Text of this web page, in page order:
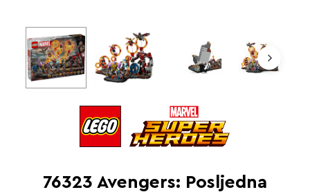
76323 Avengers: Posljedna